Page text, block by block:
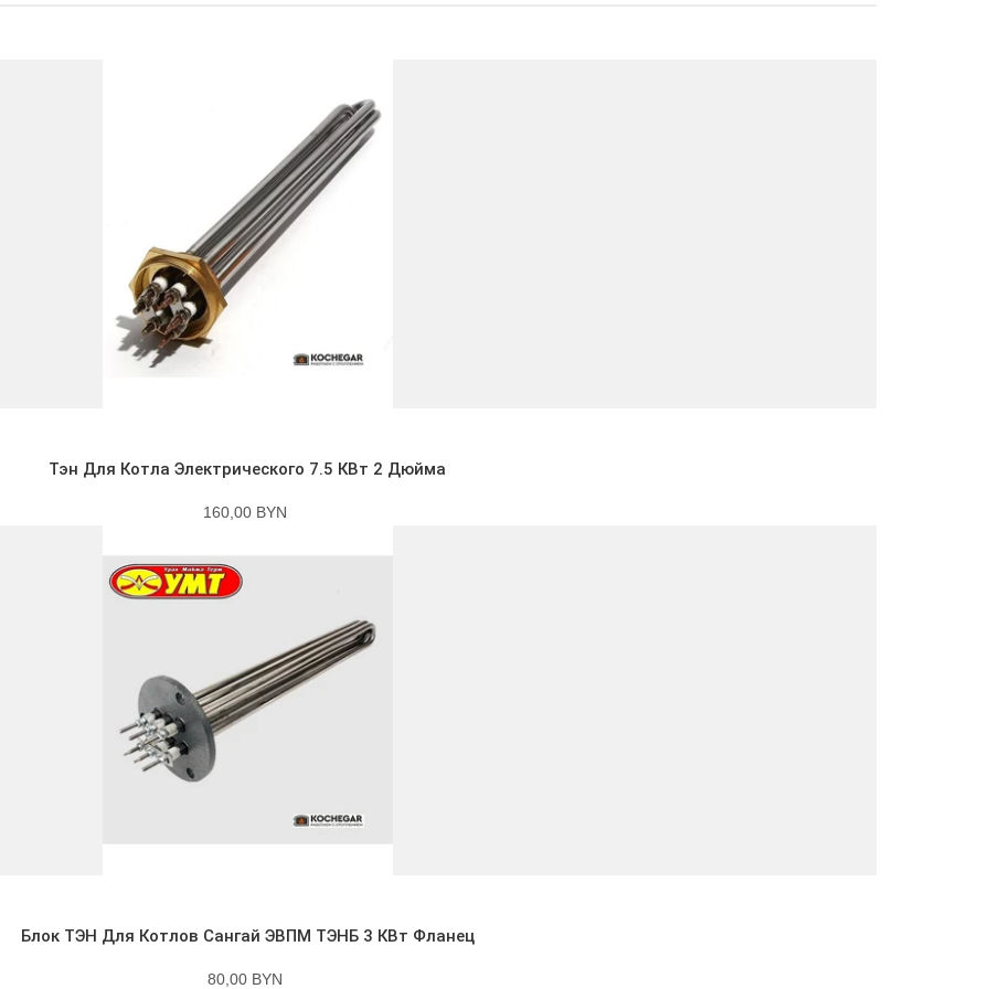
Тэн Для Котла Электрического 7.5 КВт 2 Дюйма
160,00 BYN
Блок ТЭН Для Котлов Сангай ЭВПМ ТЭНБ 3 КВт Фланец
80,00 BYN